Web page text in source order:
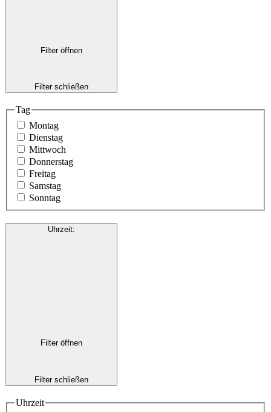
Filter öffnen
Filter schließen
Tag
Montag
Dienstag
Mittwoch
Donnerstag
Freitag
Samstag
Sonntag
Uhrzeit:
Filter öffnen
Filter schließen
Uhrzeit